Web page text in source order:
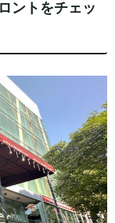
ントをチェッ